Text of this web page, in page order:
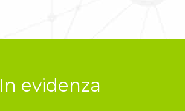
In evidenza